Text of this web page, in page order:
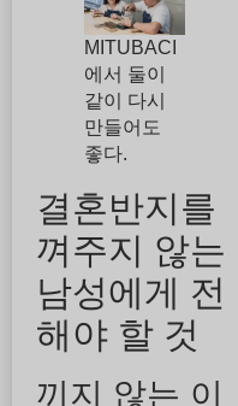
MITUBACI
에서 둘이
같이 다시
만들어도
좋다.
결혼반지를
껴주지 않는
남성에게 전
해야 할 것
끼지 않는 이